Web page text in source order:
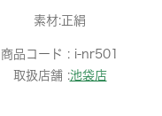
素材:正絹
商品コード : i-nr501
取扱店舗 :池袋店